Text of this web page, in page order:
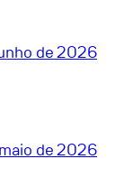
de 2026
de 2026